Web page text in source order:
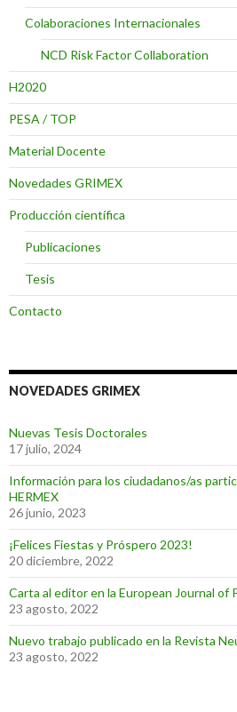
Colaboraciones Internacionales
NCD Risk Factor Collaboration
H2020
PESA / TOP
Material Docente
Novedades GRIMEX
Producción científica
Publicaciones
Tesis
Contacto
NOVEDADES GRIMEX
Nuevas Tesis Doctorales
17 julio, 2024
Información para los ciudadanos/as
HERMEX
26 junio, 2023
¡Felices Fiestas y Próspero 2023!
20 diciembre, 2022
Carta al editor en la European Journal of
23 agosto, 2022
Nuevo trabajo publicado en la Revista
23 agosto, 2022